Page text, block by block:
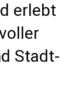
erlebt
Stadt-